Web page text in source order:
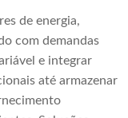
de energia,
com demandas
e integrar
até armazenar